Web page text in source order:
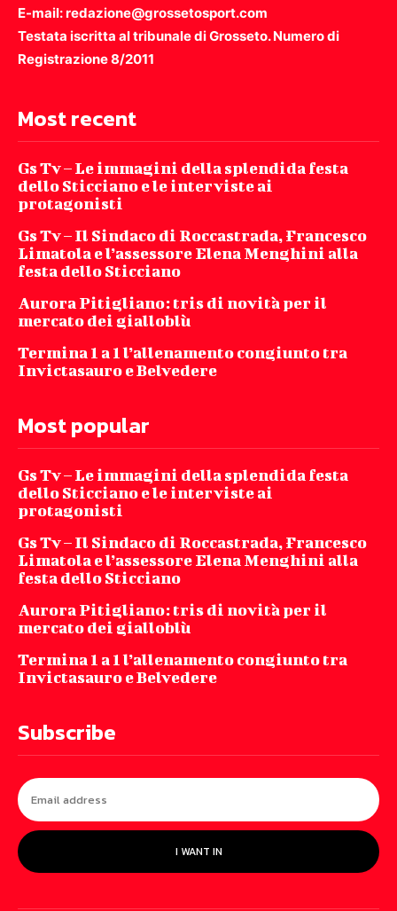
E-mail: redazione@grossetosport.com
Testata iscritta al tribunale di Grosseto. Numero di
Registrazione 8/2011
Most recent
Gs Tv – Le immagini della splendida festa
dello Sticciano e le interviste ai
protagonisti
Gs Tv – Il Sindaco di Roccastrada, Francesco
Limatola e l’assessore Elena Menghini alla
festa dello Sticciano
Aurora Pitigliano: tris di novità per il
mercato dei gialloblù
Termina 1 a 1 l’allenamento congiunto tra
Invictasauro e Belvedere
Most popular
Gs Tv – Le immagini della splendida festa
dello Sticciano e le interviste ai
protagonisti
Gs Tv – Il Sindaco di Roccastrada, Francesco
Limatola e l’assessore Elena Menghini alla
festa dello Sticciano
Aurora Pitigliano: tris di novità per il
mercato dei gialloblù
Termina 1 a 1 l’allenamento congiunto tra
Invictasauro e Belvedere
Subscribe
I WANT IN